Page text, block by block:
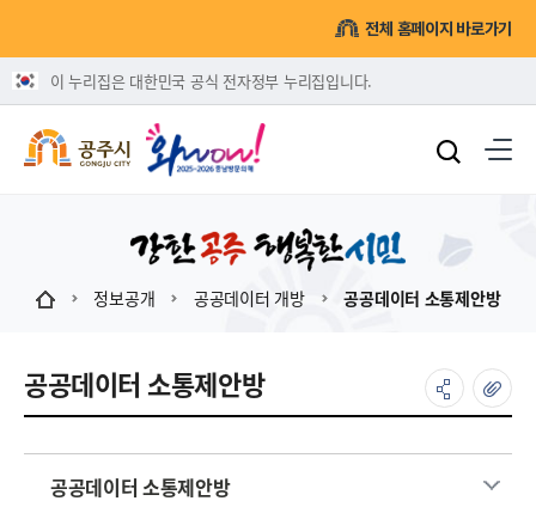
전체 홈페이지 바로가기
이 누리집은 대한민국 공식 전자정부 누리집입니다.
정보공개 공공데이터 개방 공공데이터 소통제안방
공공데이터 소통제안방
공공데이터 소통제안방